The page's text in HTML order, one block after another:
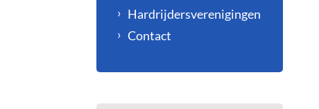
Hardrijdersverenigingen
Contact